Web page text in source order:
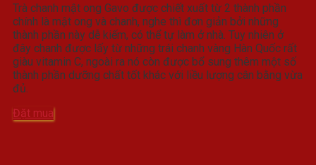
là:
170.000₫.
tại
là:
150.000₫.
Trà chanh mật ong Gavo được chiết xuất từ 2 thành phần
chính là mật ong và chanh, nghe thì đơn giản bởi những
thành phần này dễ kiếm, có thể tự làm ở nhà. Tuy nhiên ở
đây chanh được lấy từ những trái chanh vàng Hàn Quốc rất
giàu vitamin C, ngoài ra nó còn được bổ sung thêm một số
thành phần dưỡng chất tốt khác với liều lượng cân bằng vừa
đủ.
Đặt mua